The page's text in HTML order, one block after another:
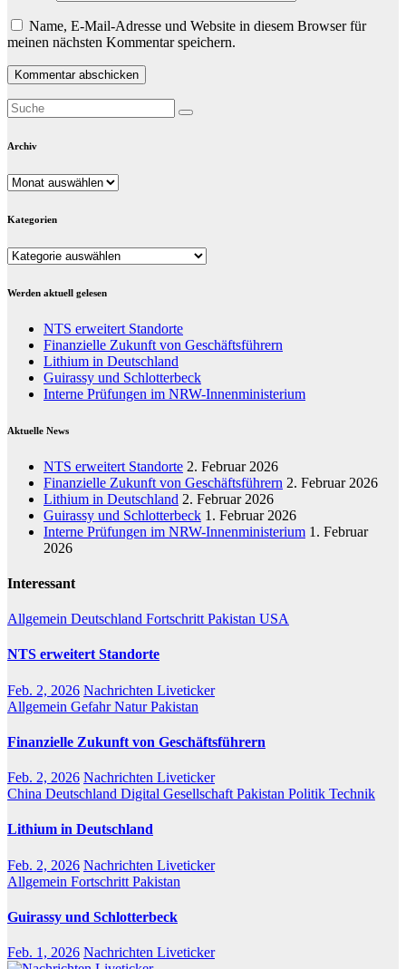
Name, E-Mail-Adresse und Website in diesem Browser für
meinen nächsten Kommentar speichern.
Archiv
Archiv
Kategorien
Kategorien
Werden aktuell gelesen
NTS erweitert Standorte
Finanzielle Zukunft von Geschäftsführern
Lithium in Deutschland
Guirassy und Schlotterbeck
Interne Prüfungen im NRW-Innenministerium
Aktuelle News
NTS erweitert Standorte 2. Februar 2026
Finanzielle Zukunft von Geschäftsführern 2. Februar 2026
Lithium in Deutschland 2. Februar 2026
Guirassy und Schlotterbeck 1. Februar 2026
Interne Prüfungen im NRW-Innenministerium 1. Februar
2026
Interessant
Allgemein Deutschland Fortschritt Pakistan USA
NTS erweitert Standorte
Feb. 2, 2026 Nachrichten Liveticker
Allgemein GefahrNaturPakistan
Finanzielle Zukunft von Geschäftsführern
Feb. 2, 2026 Nachrichten Liveticker
China Deutschland Digital Gesellschaft Pakistan Politik Technik
Lithium in Deutschland
Feb. 2, 2026 Nachrichten Liveticker
Allgemein Fortschritt Pakistan
Guirassy und Schlotterbeck
Feb. 1, 2026 Nachrichten Liveticker